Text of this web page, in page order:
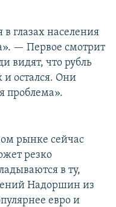
глазах населения
— Первое смотрит
видят, что рубль
и остался. Они
проблема».
рынке сейчас
резко
в ту,
Надоршин из
евро и